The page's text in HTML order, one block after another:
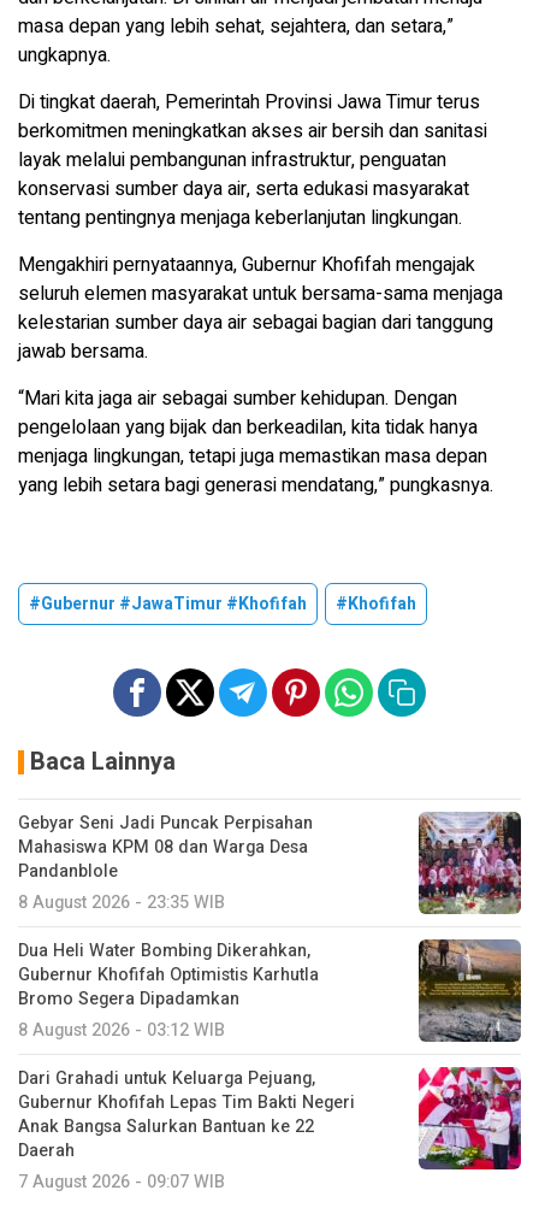
masa depan yang lebih sehat, sejahtera, dan setara,”
ungkapnya.
Di tingkat daerah, Pemerintah Provinsi Jawa Timur terus
berkomitmen meningkatkan akses air bersih dan sanitasi
layak melalui pembangunan infrastruktur, penguatan
konservasi sumber daya air, serta edukasi masyarakat
tentang pentingnya menjaga keberlanjutan lingkungan.
Mengakhiri pernyataannya, Gubernur Khofifah mengajak
seluruh elemen masyarakat untuk bersama-sama menjaga
kelestarian sumber daya air sebagai bagian dari tanggung
jawab bersama.
“Mari kita jaga air sebagai sumber kehidupan. Dengan
pengelolaan yang bijak dan berkeadilan, kita tidak hanya
menjaga lingkungan, tetapi juga memastikan masa depan
yang lebih setara bagi generasi mendatang,” pungkasnya.
#Gubernur #JawaTimur #Khofifah #Khofifah
Baca Lainnya
Gebyar Seni Jadi Puncak Perpisahan
Mahasiswa KPM 08 dan Warga Desa
Pandanblole
8 August 2026 - 23:35 WIB
Dua Heli Water Bombing Dikerahkan,
Gubernur Khofifah Optimistis Karhutla
Bromo Segera Dipadamkan
8 August 2026 - 03:12 WIB
Dari Grahadi untuk Keluarga Pejuang,
Gubernur Khofifah Lepas Tim Bakti Negeri
Anak Bangsa Salurkan Bantuan ke 22
Daerah
7 August 2026 - 09:07 WIB